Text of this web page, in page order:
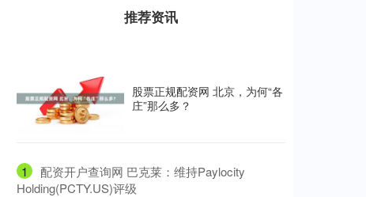
推荐资讯
股票正规配资网 北京，为何“各
庄”那么多？
1
​配资开户查询网 巴克莱：维持Paylocity
Holding(PCTY.US)评级